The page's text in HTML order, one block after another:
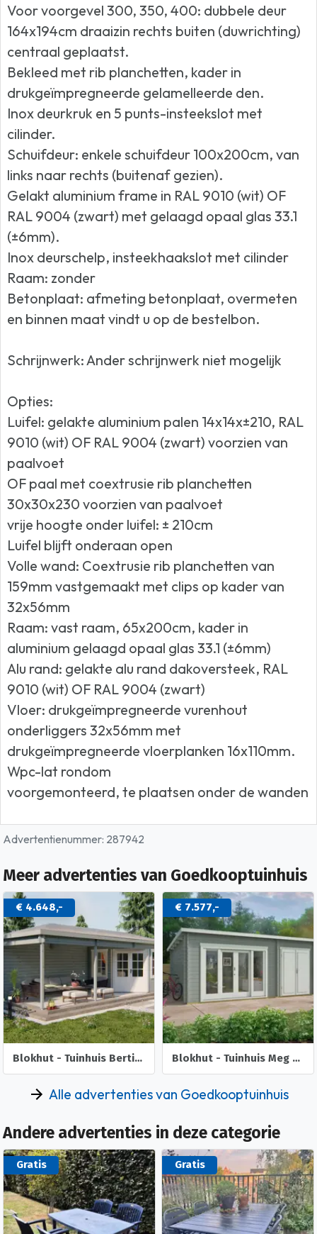
Voor voorgevel 300, 350, 400: dubbele deur
164x194cm draaizin rechts buiten (duwrichting)
centraal geplaatst.
Bekleed met rib planchetten, kader in
drukgeïmpregneerde gelamelleerde den.
Inox deurkruk en 5 punts-insteekslot met
cilinder.
Schuifdeur: enkele schuifdeur 100x200cm, van
links naar rechts (buitenaf gezien).
Gelakt aluminium frame in RAL 9010 (wit) OF
RAL 9004 (zwart) met gelaagd opaal glas 33.1
(±6mm).
Inox deurschelp, insteekhaakslot met cilinder
Raam: zonder
Betonplaat: afmeting betonplaat, overmeten
en binnen maat vindt u op de bestelbon.
Schrijnwerk: Ander schrijnwerk niet mogelijk
Opties:
Luifel: gelakte aluminium palen 14x14x±210, RAL
9010 (wit) OF RAL 9004 (zwart) voorzien van
paalvoet
OF paal met coextrusie rib planchetten
30x30x230 voorzien van paalvoet
vrije hoogte onder luifel: ± 210cm
Luifel blijft onderaan open
Volle wand: Coextrusie rib planchetten van
159mm vastgemaakt met clips op kader van
32x56mm
Raam: vast raam, 65x200cm, kader in
aluminium gelaagd opaal glas 33.1 (±6mm)
Alu rand: gelakte alu rand dakoversteek, RAL
9010 (wit) OF RAL 9004 (zwart)
Vloer: drukgeïmpregneerde vurenhout
onderliggers 32x56mm met
drukgeïmpregneerde vloerplanken 16x110mm.
Wpc-lat rondom
voorgemonteerd, te plaatsen onder de wanden
Advertentienummer: 287942
Meer advertenties van Goedkooptuinhuis
€ 4.648,-
Blokhut - Tuinhuis Bertil | 44 mm | vuren onbehandeld
€ 7.577,-
Blokhut - Tuinhuis Meg | 44 mm | onbehandeld
Alle advertenties van Goedkooptuinhuis
Andere advertenties in deze categorie
Gratis Gratis